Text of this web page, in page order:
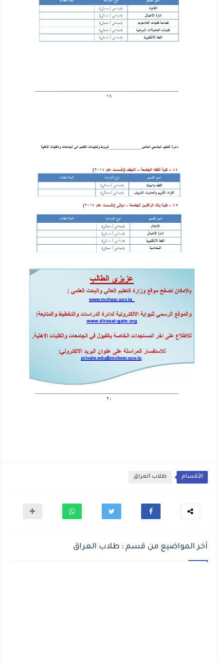
الأقسام طلاب العراق
أخر المواضيع من قسم : طلاب العراق